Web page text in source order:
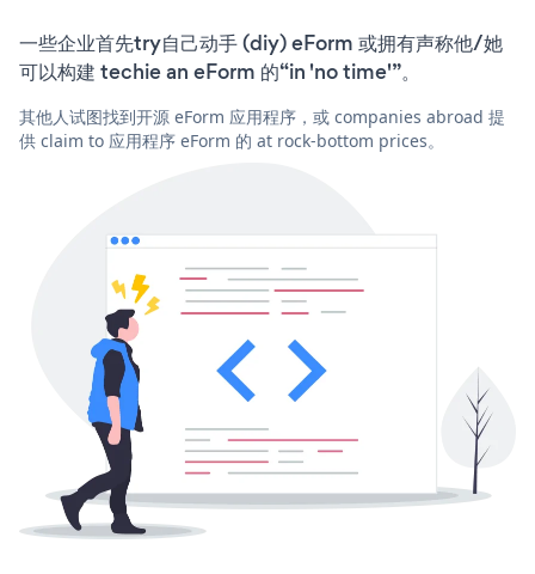
一些企业首先try自己动手 (diy) eForm 或拥有声称他/她
可以构建 techie an eForm 的“in 'no time'”。
其他人试图找到开源 eForm 应用程序，或 companies abroad 提
供 claim to 应用程序 eForm 的 at rock-bottom prices。